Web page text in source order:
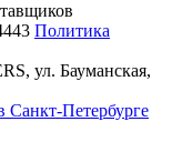
Политика
ул. Бауманская,
Санкт-Петербурге